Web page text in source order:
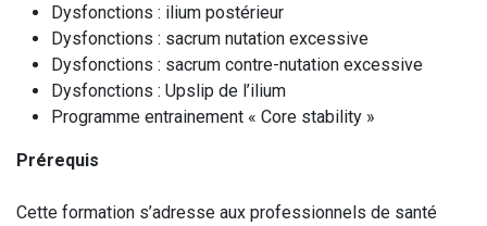
Dysfonctions : ilium postérieur
Dysfonctions : sacrum nutation excessive
Dysfonctions : sacrum contre-nutation excessive
Dysfonctions : Upslip de l’ilium
Programme entrainement « Core stability »
Prérequis
Cette formation s’adresse aux professionnels de santé